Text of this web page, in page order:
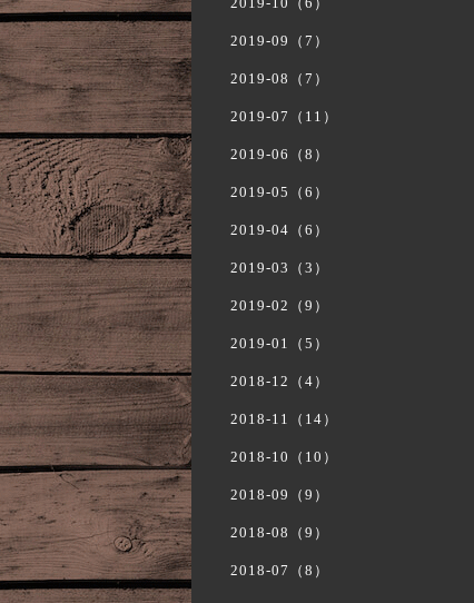
2019-09（7）
2019-08（7）
2019-07（11）
2019-06（8）
2019-05（6）
2019-04（6）
2019-03（3）
2019-02（9）
2019-01（5）
2018-12（4）
2018-11（14）
2018-10（10）
2018-09（9）
2018-08（9）
2018-07（8）